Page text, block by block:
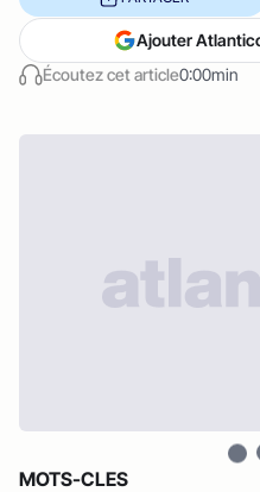
Écoutez cet article0:00min
Ajouter
MOTS-CLES